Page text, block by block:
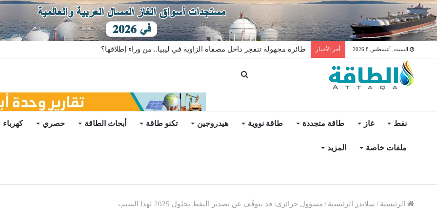
السبت, أغسطس 8 2026 أخر الأخبار طائرة مجهولة تنفجر داخل مصفاة الزاوية في ليبيا.. من وراء إطلاقها؟
نفط غاز طاقة متجددة طاقة نووية هيدروجين تكنو طاقة أبحاث الطاقة حصري كهرباء
ملفات خاصة المزيد
الرئيسية / سلايدر الرئيسية / مسؤول جزائري: قد نتوقّف عن تصدير النفط بحلول 2025 لهذا السبب